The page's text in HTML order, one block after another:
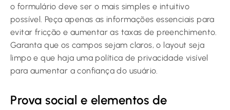
o formulário deve ser o mais simples e intuitivo
possível. Peça apenas as informações essenciais para
evitar fricção e aumentar as taxas de preenchimento.
Garanta que os campos sejam claros, o layout seja
limpo e que haja uma política de privacidade visível
para aumentar a confiança do usuário.
Prova social e elementos de